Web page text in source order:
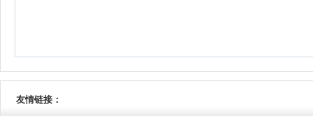
友情链接：